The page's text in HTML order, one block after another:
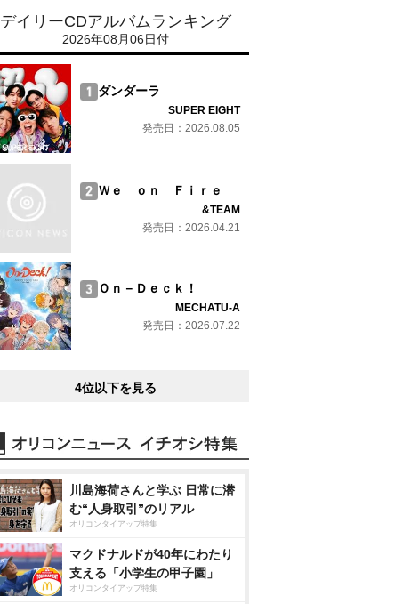
デイリーCDアルバムランキング
2026年08月06日付
ダンダーラ
SUPER EIGHT
発売日：2026.08.05
Ｗｅ ｏｎ Ｆｉｒｅ
&TEAM
発売日：2026.04.21
Ｏｎ－Ｄｅｃｋ！
MECHATU-A
発売日：2026.07.22
4位以下を見る
川島海荷さんと学ぶ 日常に潜
む“人身取引”のリアル
オリコンタイアップ特集
マクドナルドが40年にわたり
支える「小学生の甲子園」
オリコンタイアップ特集